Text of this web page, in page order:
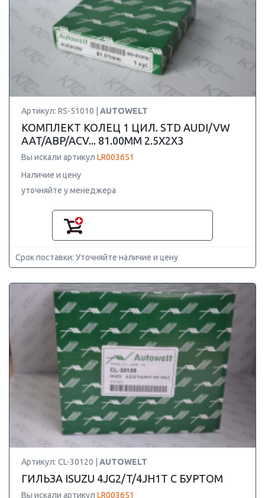
Артикул: RS-51010 | AUTOWELT
КОМПЛЕКТ КОЛЕЦ 1 ЦИЛ. STD AUDI/VW
AAT/ABP/ACV... 81.00MM 2.5X2X3
Вы искали артикул LR003651
Наличие и цену
уточняйте у менеджера
Срок поставки: Уточняйте наличие и цену
Артикул: CL-30120 | AUTOWELT
ГИЛЬЗА ISUZU 4JG2/T/4JH1T С БУРТОМ
Вы искали артикул LR003651